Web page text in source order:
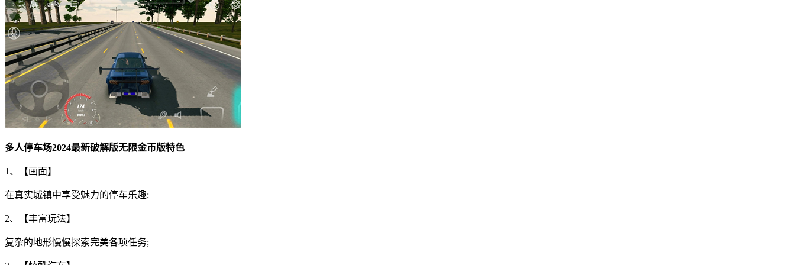
多人停车场2024最新破解版无限金币版特色
1、【画面】
在真实城镇中享受魅力的停车乐趣;
2、【丰富玩法】
复杂的地形慢慢探索完美各项任务;